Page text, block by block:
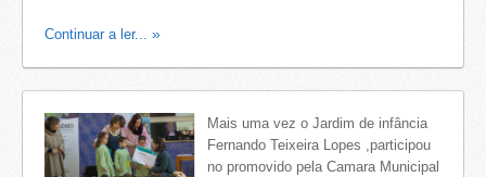
Continuar a ler...
Mais uma vez o Jardim de infância
Fernando Teixeira Lopes ,participou
no promovido pela Camara Municipal